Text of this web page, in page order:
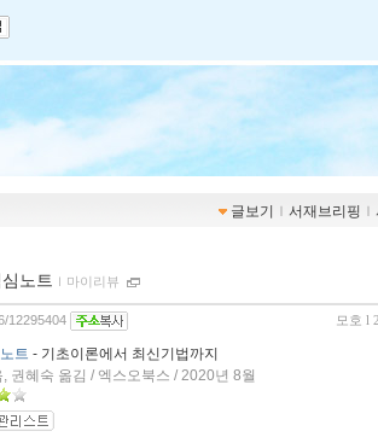
글보기 ｌ 서재브리핑 ｌ
노트 ｌ 마이리뷰
모호 l
12295404
트 - 기초이론에서 최신기법까지
권혜숙 옮김 / 엑스오북스 / 2020년 8월